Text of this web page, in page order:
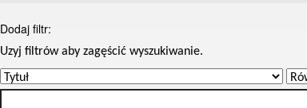
Dodaj filtr:
Uzyj filtrów aby zagęścić wyszukiwanie.